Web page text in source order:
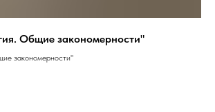
Общие закономерности"
закономерности"